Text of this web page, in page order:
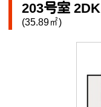
203号室 2DK
(35.89㎡)